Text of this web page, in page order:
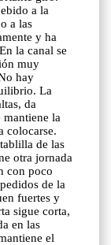
a la
a las
y ha
la canal se
muy
hay
La
da
mantiene la
colocarse.
de las
otra jornada
con poco
de la
fuertes y
sigue corta,
en las
el